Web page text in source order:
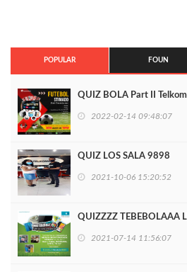
POPULAR FOUN
QUIZ BOLA Part II
2022-02-14 09:48:07
QUIZ LOS SALA 9898
2021-10-06 15:20:52
QUIZZZZ TEBEBOLAAA
2021-07-14 11:56:07